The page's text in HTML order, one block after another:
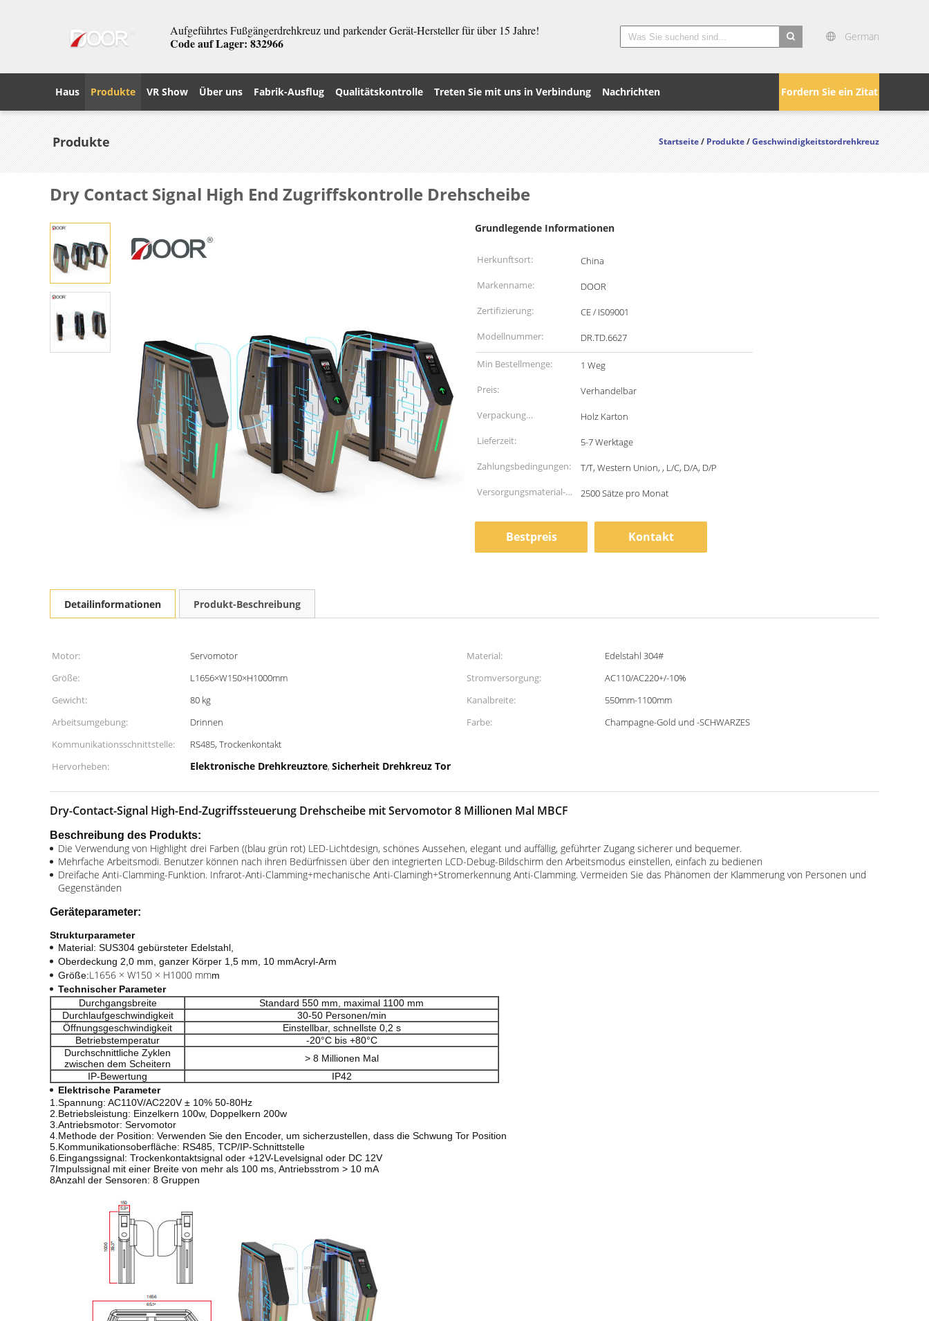
Aufgeführtes Fußgängerdrehkreuz und parkender Gerät-Hersteller für über 15 Jahre!
Code auf Lager: 832966 German
Fordern Sie ein Zitat
Haus Produkte VR Show Über uns Fabrik-Ausflug Qualitätskontrolle Treten Sie mit uns in Verbindung Nachrichten
Produkte Startseite/Produkte/Geschwindigkeitstordrehkreuz
Dry Contact Signal High End Zugriffskontrolle Drehscheibe
Grundlegende Informationen
Herkunftsort:
China
Markenname:
DOOR
Zertifizierung:
CE / IS09001
Modellnummer:
DR.TD.6627
Min Bestellmenge:
1 Weg
Preis:
Verhandelbar
Verpackung
Informationen:
Holz Karton
Lieferzeit:
5-7 Werktage
Zahlungsbedingungen:
T/T, Western Union, , L/C, D/A, D/P
Versorgungsmaterial-
2500 Sätze pro Monat
Bestpreis Kontakt
Detailinformationen Produkt-Beschreibung
Motor: Servomotor Material:
Edelstahl 304#
Größe:
L1656×W150×H1000mm Stromversorgung:
AC110/AC220+/-10%
Gewicht:
80 kg Kanalbreite:
550mm-1100mm
Arbeitsumgebung:
Drinnen Farbe:
Champagne-Gold und -SCHWARZES
Kommunikationsschnittstelle:
RS485, Trockenkontakt
Hervorheben:
Elektronische Drehkreuztore, Sicherheit Drehkreuz Tor
Dry-Contact-Signal High-End-Zugriffssteuerung Drehscheibe mit Servomotor 8 Millionen Mal MBCF
Beschreibung des Produkts:
Die Verwendung von Highlight drei Farben ((blau grün rot) LED-Lichtdesign, schönes Aussehen, elegant und auffällig, geführter Zugang sicherer und bequemer.
Mehrfache Arbeitsmodi. Benutzer können nach ihren Bedürfnissen über den integrierten LCD-Debug-Bildschirm den Arbeitsmodus einstellen, einfach zu bedienen
Dreifache Anti-Clamming-Funktion. Infrarot-Anti-Clamming+mechanische Anti-Clamingh+Stromerkennung Anti-Clamming. Vermeiden Sie das Phänomen der Klammerung von Personen und
Gegenständen
Geräteparameter:
Strukturparameter
Material: SUS304 gebürsteter Edelstahl,
Oberdeckung 2,0 mm, ganzer Körper 1,5 mm, 10 mmAcryl-Arm
Größe:L1656 × W150 × H1000 mmm
Technischer Parameter
Durchgangsbreite
Standard 550 mm, maximal 1100 mm
Durchlaufgeschwindigkeit
30-50 Personen/min
Öffnungsgeschwindigkeit
Einstellbar, schnellste 0,2 s
Betriebstemperatur
-20°C bis +80°C
Durchschnittliche Zyklen
zwischen dem Scheitern
> 8 Millionen Mal
IP-Bewertung
IP42
Elektrische Parameter
1.Spannung: AC110V/AC220V ± 10% 50-80Hz
2.Betriebsleistung: Einzelkern 100w, Doppelkern 200w
3.Antriebsmotor: Servomotor
4.Methode der Position: Verwenden Sie den Encoder, um sicherzustellen, dass die Schwung Tor Position
5.Kommunikationsoberfläche: RS485, TCP/IP-Schnittstelle
6.Eingangssignal: Trockenkontaktsignal oder +12V-Levelsignal oder DC 12V
7Impulssignal mit einer Breite von mehr als 100 ms, Antriebsstrom > 10 mA
8Anzahl der Sensoren: 8 Gruppen